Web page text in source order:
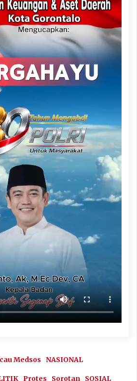
Medsos NASIONAL
Protes Sorotan SOSIAL